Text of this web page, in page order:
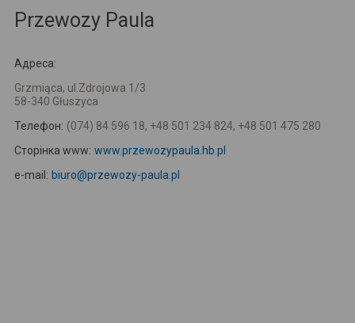
Przewozy Paula
Адреса:
Grzmiąca, ul.Zdrojowa 1/3
58-340 Głuszyca
Телефон: (074) 84 596 18, +48 501 234 824, +48 501 475 280
Сторінка www: www.przewozypaula.hb.pl
e-mail: biuro@przewozy-paula.pl